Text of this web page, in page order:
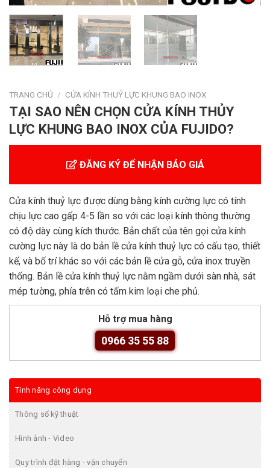
TRANG CHỦ / CỬA KÍNH THUỶ LỰC KHUNG BAO INOX
TẠI SAO NÊN CHỌN CỬA KÍNH THỦY
LỰC KHUNG BAO INOX CỦA FUJIDO?
ĐĂNG KÝ ĐỂ NHẬN BÁO GIÁ
Cửa kính thuỷ lực được dùng bằng kính cường lực có tính
chịu lực cao gấp 4-5 lần so với các loại kính thông thường
có độ dày cùng kích thước. Bản chất của tên gọi cửa kính
cường lực này là do bản lề cửa kính thuỷ lực có cấu tạo, thiết
kế, và bố trí khác so với các bản lề cửa gỗ, cửa inox truyền
thống. Bản lề cửa kính thuỷ lực nằm ngầm dưới sàn nhà, sát
mép tường, phía trên có tấm kim loại che phủ.
Hỗ trợ mua hàng
0966 35 55 88
Tính năng công dụng
Thông số kỹ thuật
Hình ảnh - Video
Quy trình đặt hàng - vận chuyển